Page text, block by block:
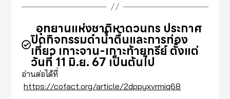
อุทยานแห่งชาติหาดวนกร ประกาศ
ปิดกิจกรรมดำน้ำตื้นและการท่อง
เที่ยว เกาะจาน-เกาะท้ายทรีย์ ตั้งแต่
วันที่ 11 มิ.ย. 67 เป็นต้นไป
อ่านต่อได้ที่
https://cofact.org/article/2dppyxvrmiq68